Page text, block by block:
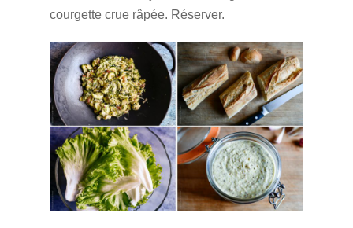
courgette crue râpée. Réserver.